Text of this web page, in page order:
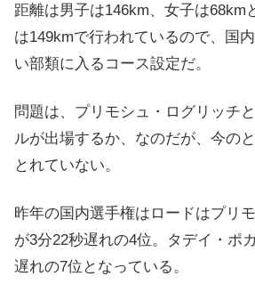
距離は男子は146km、女子は68km
は149kmで行われているので、国
い部類に入るコース設定だ。
問題は、プリモシュ・ログリッチ
ルが出場するか、なのだが、今の
とれていない。
昨年の国内選手権はロードはプリ
が3分22秒遅れの4位。タデイ・ポ
遅れの7位となっている。